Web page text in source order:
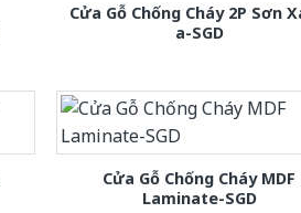
Cửa Gỗ Chống Cháy 2P Sơn
a-SGD
Cửa Gỗ Chống Cháy MDF
Laminate-SGD